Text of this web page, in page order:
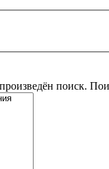
поиск.